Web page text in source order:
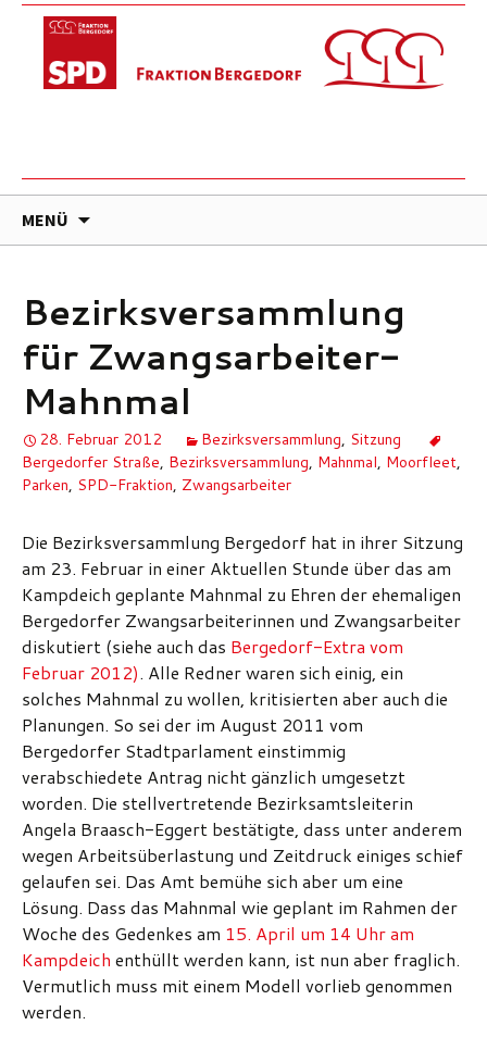
MENÜ
Bezirksversammlung
für Zwangsarbeiter-
Mahnmal
28. Februar 2012 Bezirksversammlung, Sitzung
Bergedorfer Straße, Bezirksversammlung, Mahnmal, Moorfleet,
Parken, SPD-Fraktion, Zwangsarbeiter
Die Bezirksversammlung Bergedorf hat in ihrer Sitzung
am 23. Februar in einer Aktuellen Stunde über das am
Kampdeich geplante Mahnmal zu Ehren der ehemaligen
Bergedorfer Zwangsarbeiterinnen und Zwangsarbeiter
diskutiert (siehe auch das Bergedorf-Extra vom
Februar 2012). Alle Redner waren sich einig, ein
solches Mahnmal zu wollen, kritisierten aber auch die
Planungen. So sei der im August 2011 vom
Bergedorfer Stadtparlament einstimmig
verabschiedete Antrag nicht gänzlich umgesetzt
worden. Die stellvertretende Bezirksamtsleiterin
Angela Braasch-Eggert bestätigte, dass unter anderem
wegen Arbeitsüberlastung und Zeitdruck einiges schief
gelaufen sei. Das Amt bemühe sich aber um eine
Lösung. Dass das Mahnmal wie geplant im Rahmen der
Woche des Gedenkes am 15. April um 14 Uhr am
Kampdeich enthüllt werden kann, ist nun aber fraglich.
Vermutlich muss mit einem Modell vorlieb genommen
werden.